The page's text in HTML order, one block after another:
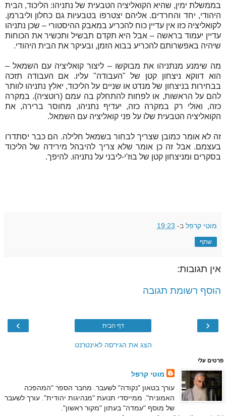
בממשלת ימין, שהיא הקואליציה הטבעית של נתניהו: הליכוד, הבית
היהודי, יחד והחרדים. אליהם יצטרפו בטבעיות גם כחלון וליברמן.
לקואליציה כזו אין עדיין כוח להכריע במאבק ההיסטורי – שכן נתניהו
עדיין יעמוד בראשה – אבל היא תקדם תבשיל ותכשיר את הכוחות
שיהיה באפשרותם להכריע בבוא הזמן, ובעיקר את הבית היהודי.
מה שימנע מנתניהו את מבוקשו – ליצור קואליציה עם השמאל –
הוא דווקא ניצחון קטן של "העבודה" עליו. אם העבודה תזכה
בבחירות בניצחון של מנדט או שניים על הליכוד, יאלץ נתניהו לוותר
להם על הראשות, או לפחות להתחלק בה עמם (רוטציה). במקרה
כזה, ואולי רק במקרה כזה, יעדיף נתניהו, מחוסר ברירה, את
הקואליציה הטבעית שלו על פני קואליציה עם השמאל.
זה לא אומר כמובן שצריך לבחור בשמאל חלילה. הם כבר יסתדרו
בעצמם. אבל זה כן אומר שלא צריך להיבהל מירידה של הליכוד
בסקרים ומניצחון קטן של בוז'י-ליבני על נתניהו. להיפך.
מוטי קרפל ב- 19:23
שתף
אין תגובות:
הוסף רשומת תגובה
‹
› דף הבית
הצג את הגירסה לאינטרנט
פרטים עלי
מוטי קרפל
עורך בטאון "נקודה" לשעבר. מחבר הספר "המהפכה
האמונית". ממייסדי תנועת "מנהיגות יהודית". עורך לשעבר
של מוסף "עמדה" בעתון "מקור ראשון".